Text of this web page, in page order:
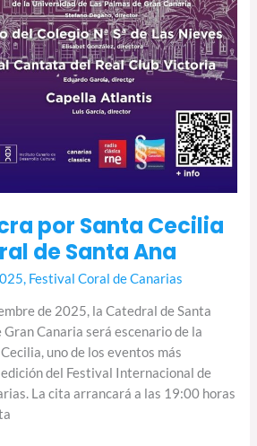
por Santa Cecilia
de Santa Ana
, Festival Coral de Canarias
de 2025, la Catedral de Santa
Gran Canaria será escenario de la
uno de los eventos más
del Festival Internacional de
La cita arrancará a las 19:00 horas